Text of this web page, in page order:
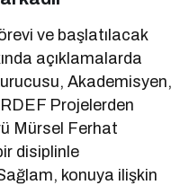
ve başlatılacak
açıklamalarda
Akademisyen,
Projelerden
Mürsel Ferhat
disiplinle
konuya ilişkin